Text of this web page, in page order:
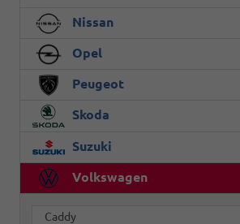
Nissan
Opel
Peugeot
Skoda
Suzuki
Volkswagen
Caddy